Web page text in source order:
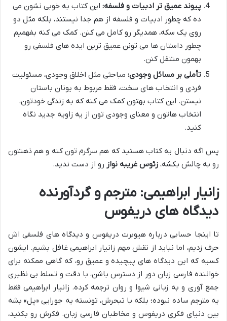
پیوند عمیق تر ادبیات و فلسفه: این کتاب به خوبی نشون می
ده که چطور ادبیات و فلسفه از هم جدا نیستند، بلکه مثل دو
روی یک سکه، همدیگر رو کامل می کنن. کمک می کنه بفهمیم
چطور داستان ها می تونن عمیق ترین ایده های فلسفی رو
بهمون منتقل کنن.
تأملی بر مسائل وجودی: مباحثی مثل اخلاق وجودی، مسئولیت
فردی و انتخاب های سخت، فقط مربوط به یونان باستان
نیستن. این کتاب بهتون کمک می کنه که به زندگی خودتون،
انتخاب هاتون و معنای وجودی تون از یه زاویه جدید نگاه
کنید.
پس اگه دنبال یه کتاب هستید که هم سرگرم تون کنه و هم ذهنتون
رو به چالش بکشه، زئوس غریبه نواز رو از دست ندید.
زانیار ابراهیمی: مترجم و گردآورنده
دیدگاه های دریفوس
تا اینجا حسابی درباره هیوبرت دریفوس و دیدگاه های فلسفی اش
حرف زدیم، اما نباید از نقش مهم زانیار ابراهیمی غافل بشیم. ایشون
کسیه که این دیدگاه های پیچیده و عمیق رو، که گاهی ممکنه برای
خواننده فارسی زبان دور از دسترس باشن، با دقت و تسلط بی نظیری
جمع آوری و به زبانی شیوا و روان ترجمه کرده. زانیار ابراهیمی فقط
یه مترجم ساده نبوده؛ بلکه با تبحرش، تونسته یه جورایی «پل» بشه
بین دنیای فکری دریفوس و مخاطبان فارسی زبان. فکرش رو بکنید،